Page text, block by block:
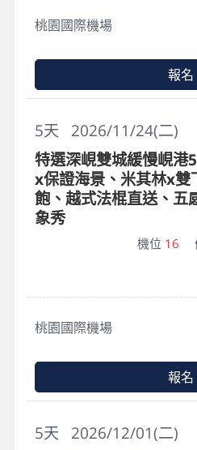
桃園國際機場
報名
2026/11/24(二)
5天
特選深峴雙城緩慢峴港
x保證海景、米其林x雙
飽、越式法棍直送、五
象秀
機位 16
桃園國際機場
報名
2026/12/01(二)
5天